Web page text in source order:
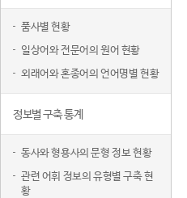
품사별 현황
일상어와 전문어의 원어 현황
외래어와 혼종어의 언어명별 현황
정보별 구축 통계
동사와 형용사의 문형 정보 현황
관련 어휘 정보의 유형별 구축 현
황